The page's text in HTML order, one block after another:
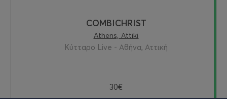
COMBICHRIST
Athens, Attiki
Κύτταρο Live - Αθήνα, Αττική
30€